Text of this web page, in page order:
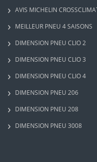
AVIS MICHELIN
MEILLEUR PNEU 4 SAISONS
DIMENSION PNEU CLIO 2
DIMENSION PNEU CLIO 3
DIMENSION PNEU CLIO 4
DIMENSION PNEU 206
DIMENSION PNEU 208
DIMENSION PNEU 3008